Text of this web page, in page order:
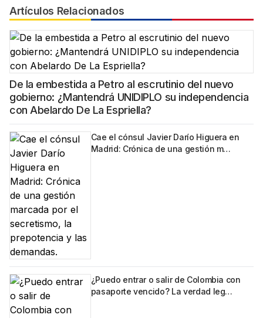
Artículos Relacionados
De la embestida a Petro al escrutinio del nuevo
gobierno: ¿Mantendrá UNIDIPLO su independencia
con Abelardo De La Espriella?
Cae el cónsul Javier Darío Higuera en
Madrid: Crónica de una gestión m…
¿Puedo entrar o salir de Colombia con
pasaporte vencido? La verdad leg…